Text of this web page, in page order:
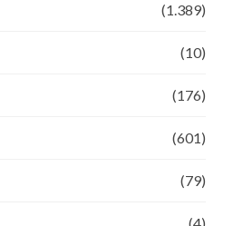
(1.389)
(10)
(176)
(601)
(79)